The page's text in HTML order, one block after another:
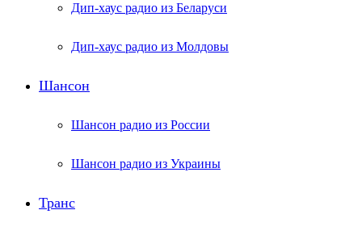
Дип-хаус радио из Беларуси
Дип-хаус радио из Молдовы
Шансон
Шансон радио из России
Шансон радио из Украины
Транс